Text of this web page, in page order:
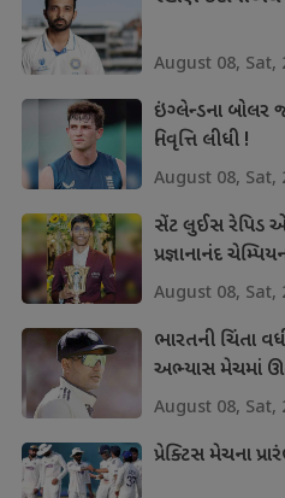
August 08, Sat,
ઇંગ્લેન્ડના બોલર
નિવૃત્તિ લીધી !
August 08, Sat,
સેંટ લુઈસ રેપિડ
પ્રજ્ઞાનાનંદ
August 08, Sat,
ભારતની ચિંતા
અભ્યાસ મેચમાં
August 08, Sat,
પ્રેક્ટિસ મેચના